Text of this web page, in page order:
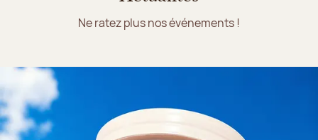
Ne ratez plus nos événements !